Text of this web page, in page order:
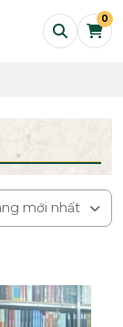
0
mới nhất